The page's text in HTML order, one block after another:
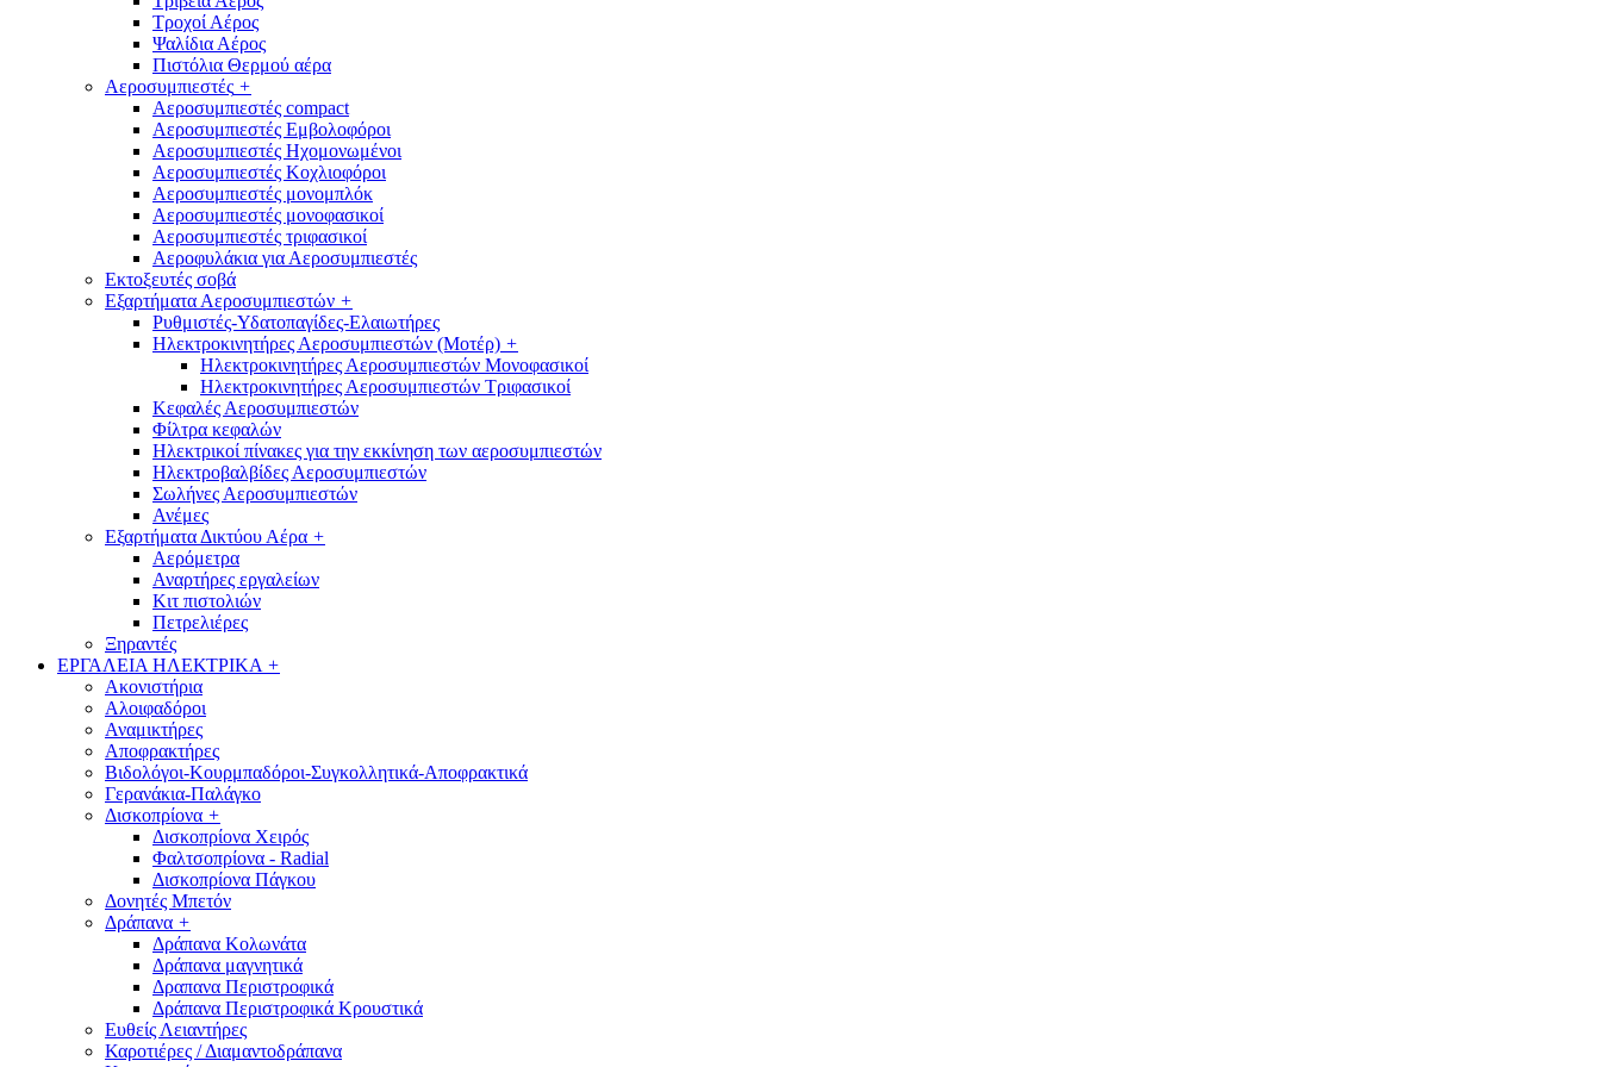
Τροχοί Αέρος
Ψαλίδια Αέρος
Πιστόλια Θερμού αέρα
Αεροσυμπιεστές +
Αεροσυμπιεστές compact
Αεροσυμπιεστές Εμβολοφόροι
Αεροσυμπιεστές Ηχομονωμένοι
Αεροσυμπιεστές Κοχλιοφόροι
Αεροσυμπιεστές μονομπλόκ
Αεροσυμπιεστές μονοφασικοί
Αεροσυμπιεστές τριφασικοί
Αεροφυλάκια για Αεροσυμπιεστές
Εκτοξευτές σοβά
Εξαρτήματα Αεροσυμπιεστών +
Ρυθμιστές-Υδατοπαγίδες-Ελαιωτήρες
Ηλεκτροκινητήρες Αεροσυμπιεστών (Μοτέρ) +
Ηλεκτροκινητήρες Αεροσυμπιεστών Μονοφασικοί
Ηλεκτροκινητήρες Αεροσυμπιεστών Τριφασικοί
Κεφαλές Αεροσυμπιεστών
Φίλτρα κεφαλών
Ηλεκτρικοί πίνακες για την εκκίνηση των αεροσυμπιεστών
Ηλεκτροβαλβίδες Αεροσυμπιεστών
Σωλήνες Αεροσυμπιεστών
Ανέμες
Εξαρτήματα Δικτύου Αέρα +
Αερόμετρα
Αναρτήρες εργαλείων
Κιτ πιστολιών
Πετρελιέρες
Ξηραντές
ΕΡΓΑΛΕΙΑ ΗΛΕΚΤΡΙΚΑ +
Ακονιστήρια
Αλοιφαδόροι
Αναμικτήρες
Αποφρακτήρες
Βιδολόγοι-Κουρμπαδόροι-Συγκολλητικά-Αποφρακτικά
Γερανάκια-Παλάγκο
Δισκοπρίονα +
Δισκοπρίονα Χειρός
Φαλτσοπρίονα - Radial
Δισκοπρίονα Πάγκου
Δονητές Μπετόν
Δράπανα +
Δράπανα Κολωνάτα
Δράπανα μαγνητικά
Δραπανα Περιστροφικά
Δράπανα Περιστροφικά Κρουστικά
Ευθείς Λειαντήρες
Καροτιέρες / Διαμαντοδράπανα